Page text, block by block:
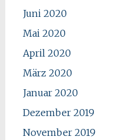
Juni 2020
Mai 2020
April 2020
März 2020
Januar 2020
Dezember 2019
November 2019